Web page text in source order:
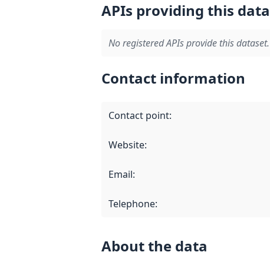
APIs providing this
No registered APIs provide this dataset.
Contact information
Contact point:
Website:
Email:
Telephone:
About the data